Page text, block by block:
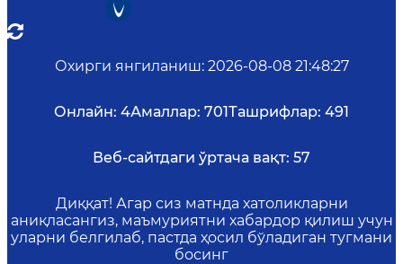
Охирги янгиланиш: 2026-08-08 21:48:27
Онлайн: 4Амаллар: 701Ташрифлар: 491
Веб-сайтдаги ўртача вақт: 57
Диққат! Агар сиз матнда хатоликларни
аниқласангиз, маъмуриятни хабардор қилиш учун
уларни белгилаб, пастда ҳосил бўладиган тугмани
босинг